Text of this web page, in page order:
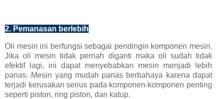
2. Pemanasan berlebih
Oli mesin ini berfungsi sebagai pendingin komponen mesin.
Jika oli mesin tidak pernah diganti maka oli sudah tidak
efektif lagi, ini dapat menyebabkan mesin menjadi lebih
panas. Mesin yang mudah panas berbahaya karena dapat
terjadi kerusakan serius pada komponen-komponen penting
seperti piston, ring piston, dan katup.